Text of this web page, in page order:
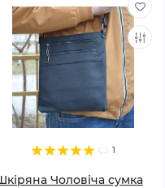
1
Чоловіча сумка